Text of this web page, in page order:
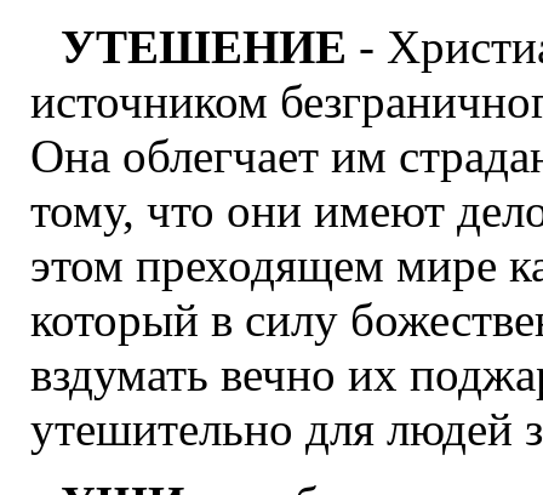
УТЕШЕНИЕ -
источником
Она облегчает им
тому, что они имеют
этом преходящем мире
который в силу
вздумать вечно их
утешительно для людей